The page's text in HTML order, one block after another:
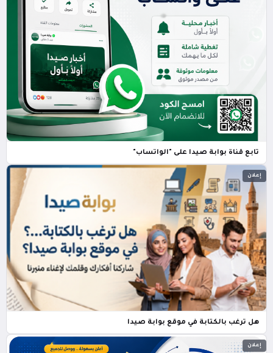
تابع قناة بوابة صيدا على "الواتساب"
إعلان
هل ترغب بالكتابة في موقع بوابة صيدا
إعلان